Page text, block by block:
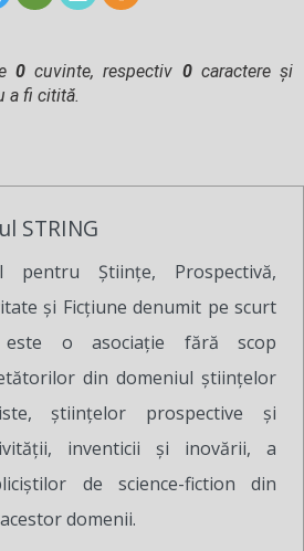
0cuvinte, respectiv 0caractere și
a fi citită.
STRING
pentru Ştiinţe, Prospectivă,
şi Ficţiune denumit pe scurt
este o asociaţie fără scop
din domeniul ştiinţelor
ştiinţelor prospective şi
inventicii şi inovării, a
de science-fiction din
domenii.